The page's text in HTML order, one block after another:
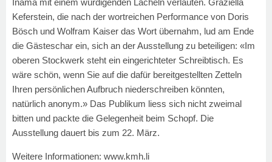
Keferstein, die nach der wortreichen Performance von Doris
Bösch und Wolfram Kaiser das Wort übernahm, lud am Ende
die Gästeschar ein, sich an der Ausstellung zu beteiligen: «Im
oberen Stockwerk steht ein eingerichteter Schreibtisch. Es
wäre schön, wenn Sie auf die dafür bereitgestellten Zetteln
Ihren persönlichen Aufbruch niederschreiben könnten,
natürlich anonym.» Das Publikum liess sich nicht zweimal
bitten und packte die Gelegenheit beim Schopf. Die
Ausstellung dauert bis zum 22. März.
Weitere Informationen: www.kmh.li